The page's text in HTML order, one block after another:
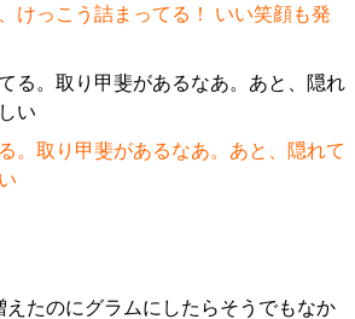
けっこう詰まってる！ いい笑顔も発
。取り甲斐があるなあ。あと、隠れて
えたのにグラムにしたらそうでもなか